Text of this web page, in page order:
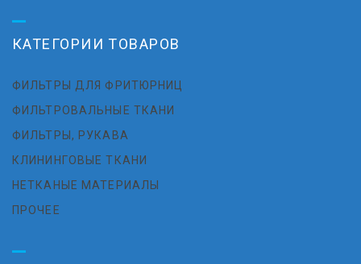
КАТЕГОРИИ ТОВАРОВ
ФИЛЬТРЫ ДЛЯ ФРИТЮРНИЦ
ФИЛЬТРОВАЛЬНЫЕ ТКАНИ
ФИЛЬТРЫ, РУКАВА
КЛИНИНГОВЫЕ ТКАНИ
НЕТКАНЫЕ МАТЕРИАЛЫ
ПРОЧЕЕ